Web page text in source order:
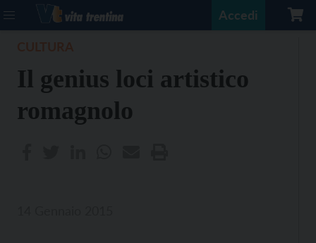
Accedi
Il genius loci artistico
romagnolo